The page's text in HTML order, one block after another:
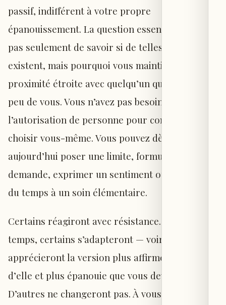
passif, indifférent à votre propre
épanouissement. La question essentielle n’est
pas seulement de savoir si de telles relations
existent, mais pourquoi vous maintiendriez une
proximité étroite avec quelqu’un qui attend si
peu de vous. Vous n’avez pas besoin de
l’autorisation de personne pour commencer à
choisir vous-même. Vous pouvez dès
aujourd’hui poser une limite, formuler une
demande, exprimer un sentiment ou consacrer
du temps à un soin élémentaire.
Certains réagiront avec résistance. Avec le
temps, certains s’adapteront — voire
apprécieront la version plus affirmée, plus sûre
d’elle et plus épanouie que vous devenez.
D’autres ne changeront pas. À vous alors de